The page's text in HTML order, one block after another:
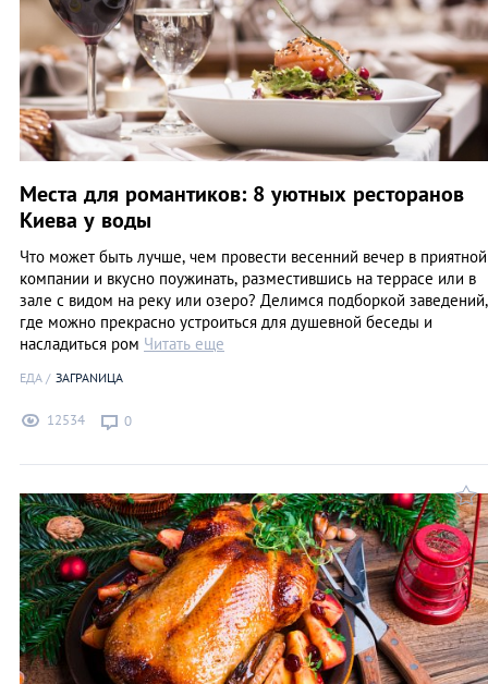
Места для романтиков: 8 уютных ресторанов
Киева у воды
Что может быть лучше, чем провести весенний вечер в приятной
компании и вкусно поужинать, разместившись на террасе или в
зале с видом на реку или озеро? Делимся подборкой заведений,
где можно прекрасно устроиться для душевной беседы и
насладиться ром Читать еще
ЕДА ЗАГРАNИЦА
12534 0